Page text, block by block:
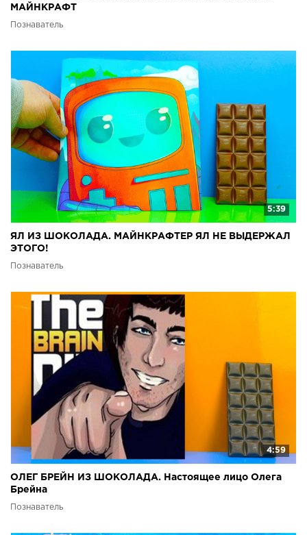
МАЙНКРАФТ
Познаватель
5:39
ЯЛ ИЗ ШОКОЛАДА. МАЙНКРАФТЕР ЯЛ НЕ ВЫДЕРЖАЛ
ЭТОГО!
Познаватель
4:59
ОЛЕГ БРЕЙН ИЗ ШОКОЛАДА. Настоящее лицо Олега
Брейна
Познаватель